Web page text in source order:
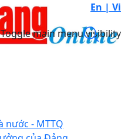
En | Vi
Toggle main menu visibility
nước - MTTQ